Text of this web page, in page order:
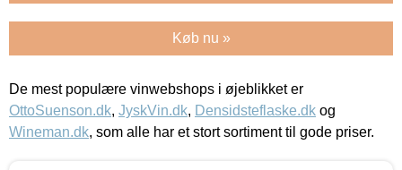
Køb nu »
De mest populære vinwebshops i øjeblikket er
OttoSuenson.dk, JyskVin.dk, Densidsteflaske.dk og
Wineman.dk, som alle har et stort sortiment til gode priser.